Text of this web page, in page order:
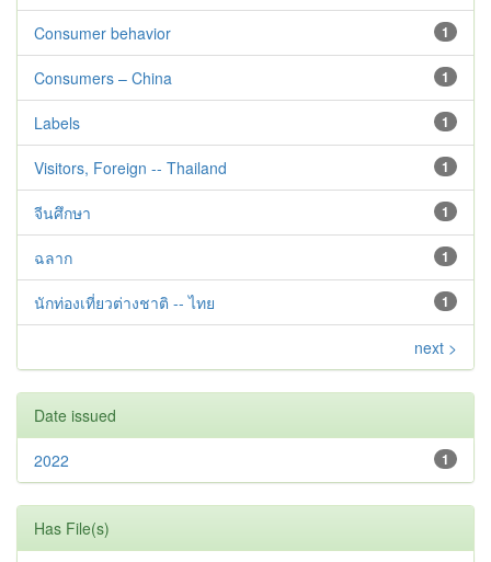
1
Consumer behavior
1
Consumers – China
1
Labels
1
Visitors, Foreign -- Thailand
1
จีนศึกษา
1
ฉลาก
1
นักท่องเที่ยวต่างชาติ -- ไทย
next >
Date issued
1
2022
Has File(s)